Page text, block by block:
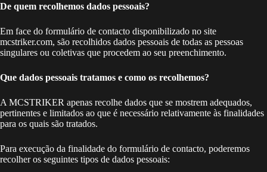
De quem recolhemos dados pessoais?
Em face do formulário de contacto disponibilizado no site
mcstriker.com, são recolhidos dados pessoais de todas as pessoas
singulares ou coletivas que procedem ao seu preenchimento.
Que dados pessoais tratamos e como os recolhemos?
A MCSTRIKER apenas recolhe dados que se mostrem adequados,
pertinentes e limitados ao que é necessário relativamente às finalidades
para os quais são tratados.
Para execução da finalidade do formulário de contacto, poderemos
recolher os seguintes tipos de dados pessoais: